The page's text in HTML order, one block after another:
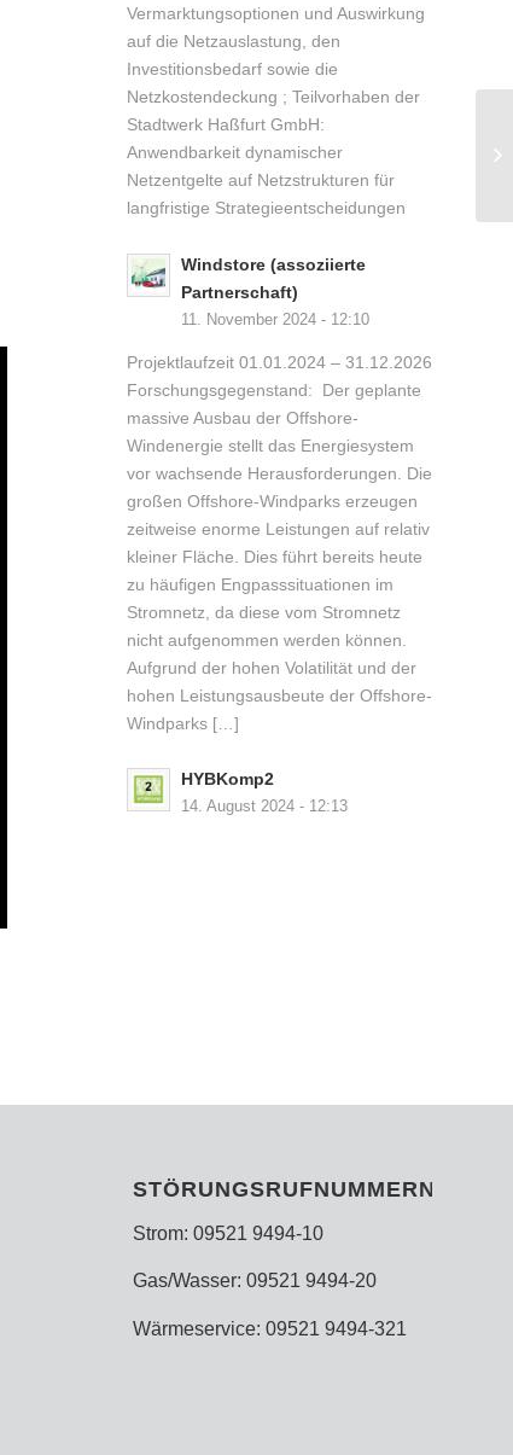
Vermarktungsoptionen und Auswirkung
auf die Netzauslastung, den
Investitionsbedarf sowie die
Netzkostendeckung ; Teilvorhaben der
Stadtwerk Haßfurt GmbH:
Anwendbarkeit dynamischer
Netzentgelte auf Netzstrukturen für
langfristige Strategieentscheidungen
Windstore (assoziierte
Partnerschaft)
11. November 2024 - 12:10
Projektlaufzeit 01.01.2024 – 31.12.2026
Forschungsgegenstand: Der geplante
massive Ausbau der Offshore-
Windenergie stellt das Energiesystem
vor wachsende Herausforderungen. Die
großen Offshore-Windparks erzeugen
zeitweise enorme Leistungen auf relativ
kleiner Fläche. Dies führt bereits heute
zu häufigen Engpasssituationen im
Stromnetz, da diese vom Stromnetz
nicht aufgenommen werden können.
Aufgrund der hohen Volatilität und der
hohen Leistungsausbeute der Offshore-
Windparks […]
HYBKomp2
14. August 2024 - 12:13
STÖRUNGSRUFNUMMERN
Strom: 09521 9494-10
Gas/Wasser: 09521 9494-20
Wärmeservice: 09521 9494-321